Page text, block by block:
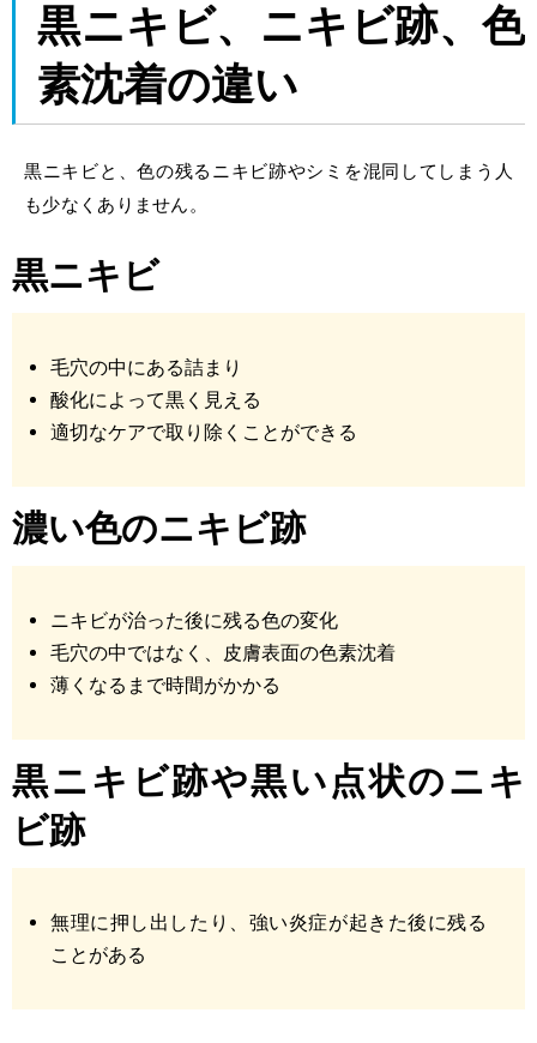
黒ニキビ、ニキビ跡、色
素沈着の違い
黒ニキビと、色の残るニキビ跡やシミを混同してしまう人
も少なくありません。
黒ニキビ
毛穴の中にある詰まり
酸化によって黒く見える
適切なケアで取り除くことができる
濃い色のニキビ跡
ニキビが治った後に残る色の変化
毛穴の中ではなく、皮膚表面の色素沈着
薄くなるまで時間がかかる
黒ニキビ跡や黒い点状のニキ
ビ跡
無理に押し出し たり、強い炎症が起きた後に残る
ことがある